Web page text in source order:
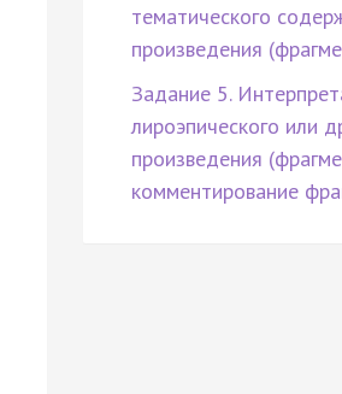
тематического
произведения
Задание 5.
лироэпического или
произведения
комментирование